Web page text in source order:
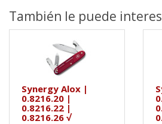
También le puede
Synergy Alox |
0.8216.20 |
0.8216.22 |
0.8216.26 √